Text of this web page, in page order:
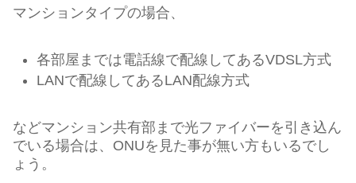
マンションタイプの場合、
各部屋までは電話線で配線してあるVDSL方式
LANで配線してあるLAN配線方式
などマンション共有部まで光ファイバーを引き込ん
でいる場合は、ONUを見た事が無い方もいるでし
ょう。